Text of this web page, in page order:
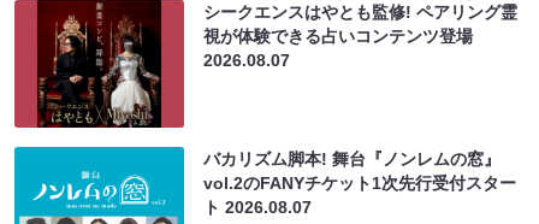
シークエンスはやとも監修! ペアリング霊
視が体験できる占いコンテンツ登場
2026.08.07
バカリズム脚本! 舞台『ノンレムの窓』
vol.2のFANYチケット1次先行受付スター
ト2026.08.07